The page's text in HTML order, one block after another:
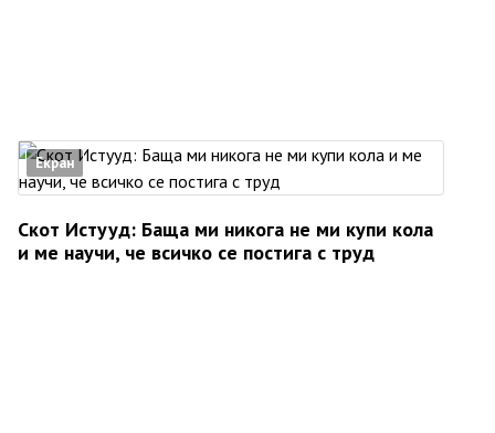
Екран
Скот Истууд: Баща ми никога не ми купи кола
и ме научи, че всичко се постига с труд